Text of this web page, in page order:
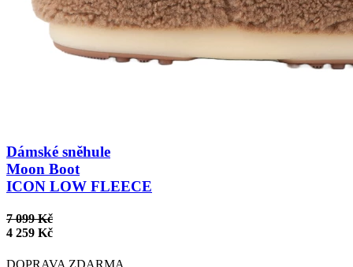
Dámské sněhule
Moon Boot
ICON LOW FLEECE
7 099 Kč
4 259 Kč
DOPRAVA ZDARMA